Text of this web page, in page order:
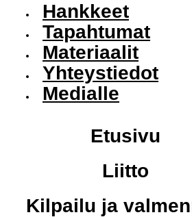
Hankkeet
Tapahtumat
Materiaalit
Yhteystiedot
Medialle
Etusivu
Liitto
Kilpailu ja